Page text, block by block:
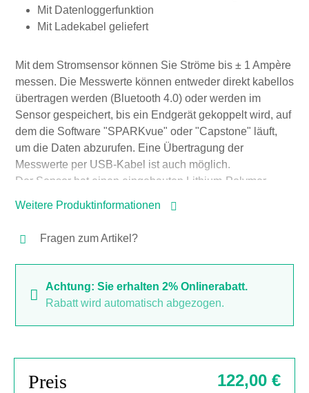
Mit Datenloggerfunktion
Mit Ladekabel geliefert
Mit dem Stromsensor können Sie Ströme bis ± 1 Ampère
messen. Die Messwerte können entweder direkt kabellos
übertragen werden (Bluetooth 4.0) oder werden im
Sensor gespeichert, bis ein Endgerät gekoppelt wird, auf
dem die Software "SPARKvue" oder "Capstone" läuft,
um die Daten abzurufen. Eine Übertragung der
Messwerte per USB-Kabel ist auch möglich.
Der Sensor hat einen eingebauten Lithium-Polymer-
Weitere Produktinformationen
Fragen zum Artikel?
Achtung: Sie erhalten 2% Onlinerabatt.
Rabatt wird automatisch abgezogen.
Preis 122,00 €